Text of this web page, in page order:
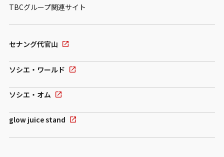
TBCグループ関連サイト
セナング代官山
ソシエ・ワールド
ソシエ・オム
glow juice stand